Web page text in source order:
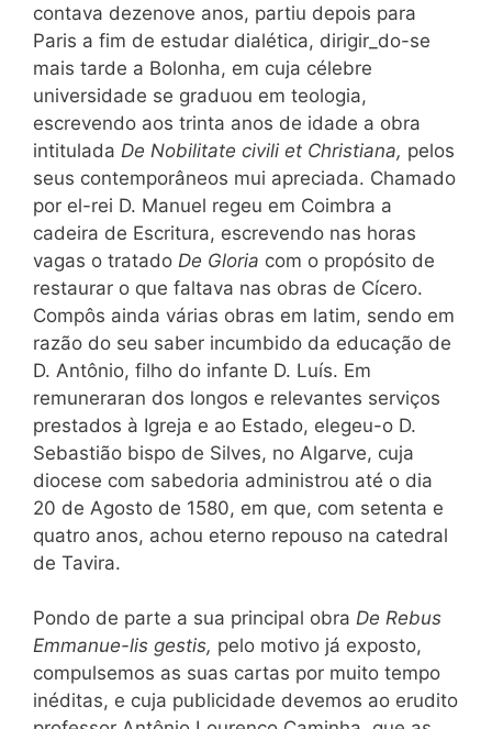
contava dezenove anos, partiu depois para
Paris a fim de estudar dialética, dirigir_do-se
mais tarde a Bolonha, em cuja célebre
universidade se graduou em teologia,
escrevendo aos trinta anos de idade a obra
intitulada De Nobilitate civili et Christiana, pelos
seus contemporâneos mui apreciada. Chamado
por el-rei D. Manuel regeu em Coimbra a
cadeira de Escritura, escrevendo nas horas
vagas o tratado De Gloria com o propósito de
restaurar o que faltava nas obras de Cícero.
Compôs ainda várias obras em latim, sendo em
razão do seu saber incumbido da educação de
D. Antônio, filho do infante D. Luís. Em
remuneraran dos longos e relevantes serviços
prestados à Igreja e ao Estado, elegeu-o D.
Sebastião bispo de Silves, no Algarve, cuja
diocese com sabedoria administrou até o dia
20 de Agosto de 1580, em que, com setenta e
quatro anos, achou eterno repouso na catedral
de Tavira.
Pondo de parte a sua principal obra De Rebus
Emmanue-lis gestis, pelo motivo já exposto,
compulsemos as suas cartas por muito tempo
inéditas, e cuja publicidade devemos ao erudito